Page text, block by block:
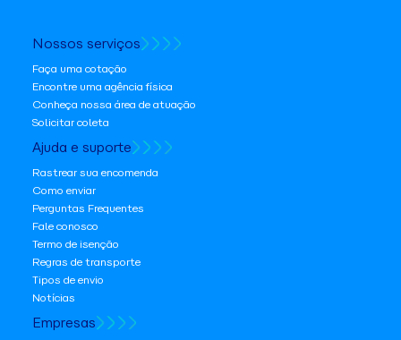
Nossos serviços
Faça uma cotação
Encontre uma agência física
Conheça nossa área de atuação
Solicitar coleta
Ajuda e suporte
Rastrear sua encomenda
Como enviar
Perguntas Frequentes
Fale conosco
Termo de isenção
Regras de transporte
Tipos de envio
Notícias
Empresas